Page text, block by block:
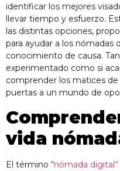
identificar los mejores
llevar tiempo y esfuerzo.
las distintas opciones,
para ayudar a los nómadas
conocimiento de causa.
experimentado como si
comprender los matices
puertas a un mundo de
vida
El término “nómada digital”